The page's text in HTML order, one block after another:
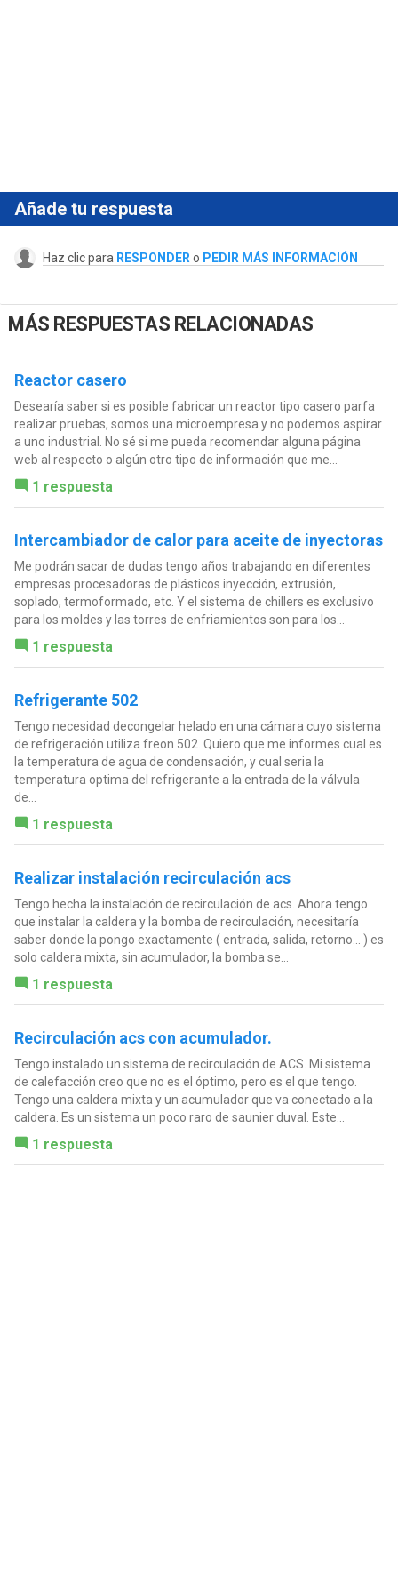
Añade tu respuesta
Haz clic para RESPONDER o PEDIR MÁS INFORMACIÓN
MÁS RESPUESTAS RELACIONADAS
Reactor casero
Desearía saber si es posible fabricar un reactor tipo casero parfa
realizar pruebas, somos una microempresa y no podemos aspirar
a uno industrial. No sé si me pueda recomendar alguna página
web al respecto o algún otro tipo de información que me...
1 respuesta
Intercambiador de calor para aceite de inyectoras
Me podrán sacar de dudas tengo años trabajando en diferentes
empresas procesadoras de plásticos inyección, extrusión,
soplado, termoformado, etc. Y el sistema de chillers es exclusivo
para los moldes y las torres de enfriamientos son para los...
1 respuesta
Refrigerante 502
Tengo necesidad decongelar helado en una cámara cuyo sistema
de refrigeración utiliza freon 502. Quiero que me informes cual es
la temperatura de agua de condensación, y cual seria la
temperatura optima del refrigerante a la entrada de la válvula
de...
1 respuesta
Realizar instalación recirculación acs
Tengo hecha la instalación de recirculación de acs. Ahora tengo
que instalar la caldera y la bomba de recirculación, necesitaría
saber donde la pongo exactamente ( entrada, salida, retorno... ) es
solo caldera mixta, sin acumulador, la bomba se...
1 respuesta
Recirculación acs con acumulador.
Tengo instalado un sistema de recirculación de ACS. Mi sistema
de calefacción creo que no es el óptimo, pero es el que tengo.
Tengo una caldera mixta y un acumulador que va conectado a la
caldera. Es un sistema un poco raro de saunier duval. Este...
1 respuesta